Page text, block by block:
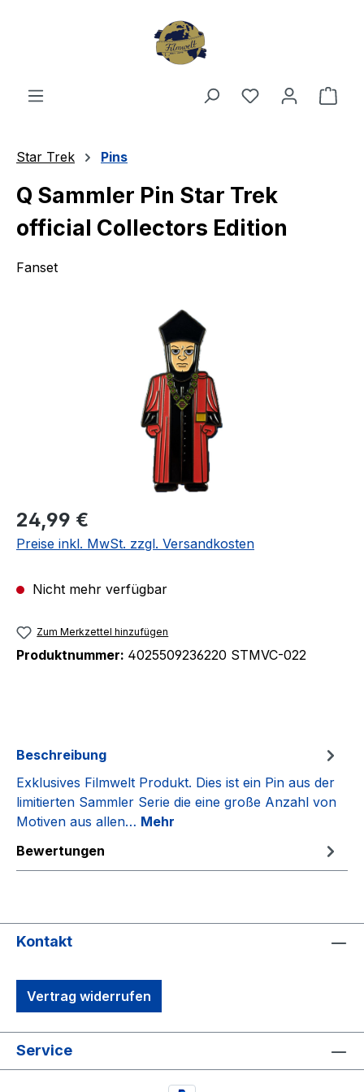
Du hast 0
Star Trek Pins
Q Sammler Pin Star Trek
official Collectors Edition
Fanset
Regulärer Preis:
24,99 €
Preise inkl. MwSt. zzgl. Versandkosten
Nicht mehr verfügbar
Zum Merkzettel hinzufügen
Produktnummer: 4025509236220 STMVC-022
Beschreibung
Exklusives Filmwelt Produkt. Dies ist ein Pin aus der
limitierten Sammler Serie die eine große Anzahl von
Motiven aus allen… Mehr
Bewertungen
Kontakt
Vertrag widerrufen
Service